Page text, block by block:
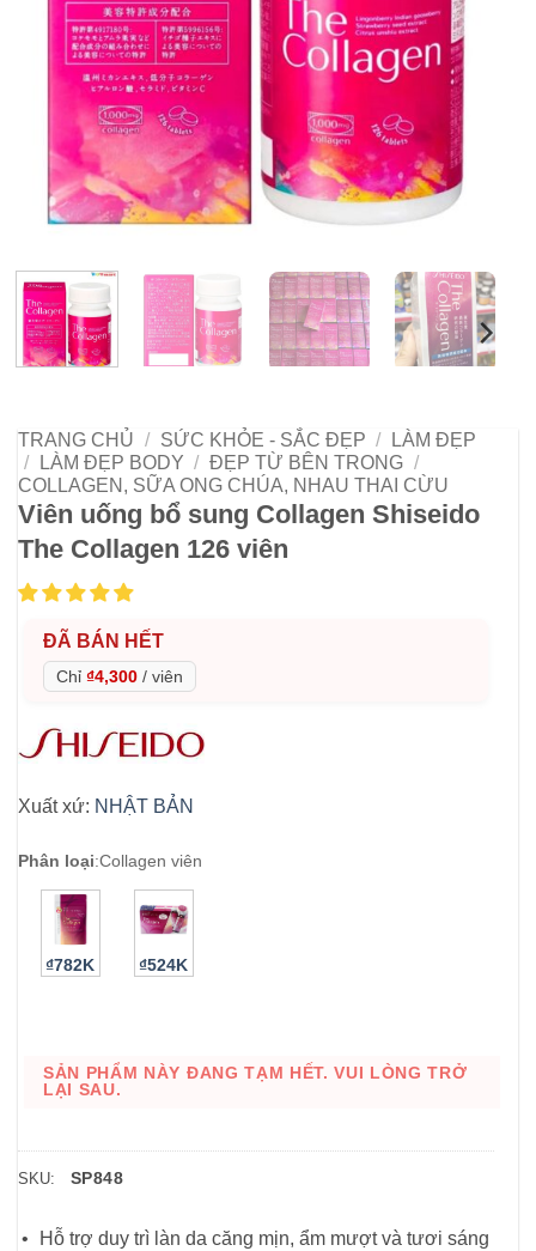
TRANG CHỦ / SỨC KHỎE - SẮC ĐẸP /
LÀM ĐẸP
/
LÀM ĐẸP BODY / ĐẸP TỪ BÊN TRONG /
COLLAGEN, SỮA ONG CHÚA, NHAU THAI CỪU
Viên uống bổ sung Collagen Shiseido
The Collagen 126 viên
ĐÃ BÁN HẾT
Chỉ ₫4,300 / viên
Xuất xứ: NHẬT BẢN
Phân loại:Collagen viên
₫782K ₫524K
SẢN PHẨM NÀY ĐANG TẠM HẾT. VUI LÒNG TRỞ
LẠI SAU.
SKU: SP848
Hỗ trợ duy trì làn da căng mịn, ẩm mượt và tươi sáng